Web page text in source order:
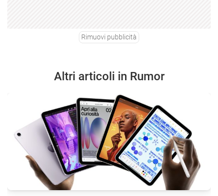
Rimuovi pubblicità
Altri articoli in Rumor